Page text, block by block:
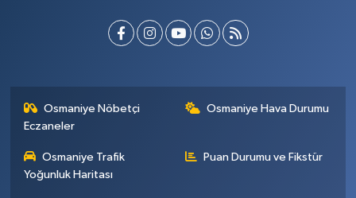
Osmaniye Nöbetçi
Eczaneler
Osmaniye Hava Durumu
Osmaniye Trafik
Yoğunluk Haritası
Puan Durumu ve Fikstür